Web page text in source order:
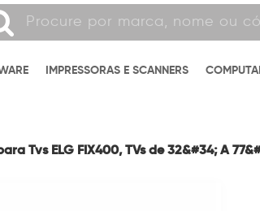
IMPRESSORAS E SCANNERS
Tvs ELG FIX400, TVs de 32&#34; A